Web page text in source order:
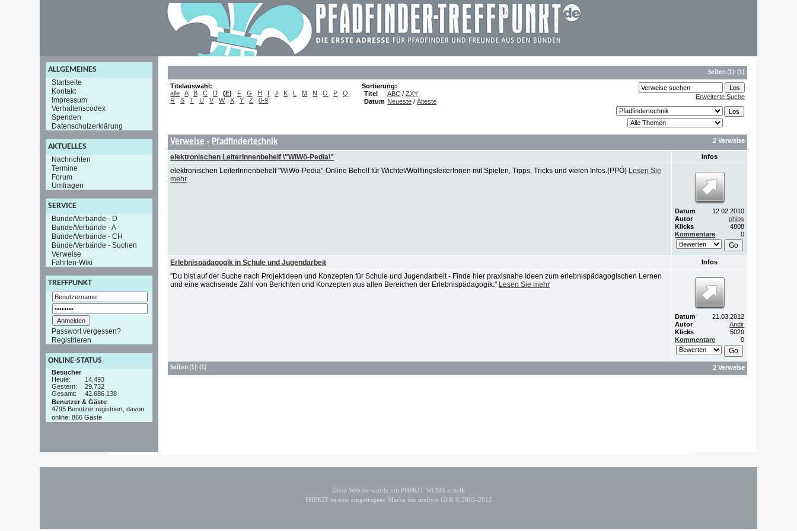
ALLGEMEINES
Startseite
Kontakt
Impressum
Verhaltenscodex
Spenden
Datenschutzerklärung
AKTUELLES
Nachrichten
Termine
Forum
Umfragen
SERVICE
Bünde/Verbände - D
Bünde/Verbände - A
Bünde/Verbände - CH
Bünde/Verbände - Suchen
Verweise
Fahrten-Wiki
TREFFPUNKT
Passwort vergessen?
Registrieren
ONLINE-STATUS
Besucher
Heute:
14.493
Gestern:
29.732
Gesamt:
42.686.138
Benutzer & Gäste
4795 Benutzer registriert, davon
online: 866 Gäste
Seiten(1):(1)
Titelauswahl:
alle
A B C D (E) F G H I J K L M N O P
Q
R
S T U V W X Y Z 0-9
Sortierung:
Titel
ABC /ZXY
Datum Neueste /Älteste
Erweiterte Suche
Verweise » Pfadfindertechnik 2 Verweise
elektronischen LeiterInnenbehelf \"WiWö-Pedia\" Infos
elektronischen LeiterInnenbehelf "WiWö-Pedia"-Online Behelf für Wichtel/WölflingsleiterInnen mit Spielen, Tipps, Tricks und vielen Infos.(PPÖ) Lesen Sie
mehr
Datum
12.02.2010
Autor
phips
Klicks
4808
Kommentare
0
Erlebnispädagogik in Schule und Jugendarbeit Infos
"Du bist auf der Suche nach Projektideen und Konzepten für Schule und Jugendarbeit - Finde hier praxisnahe Ideen zum erlebnispädagogischen Lernen
und eine wachsende Zahl von Berichten und Konzepten aus allen Bereichen der Erlebnispädagogik." Lesen Sie mehr
Datum
21.03.2012
Autor
Andir
Klicks
5020
Kommentare
0
Seiten(1):(1) 2 Verweise
Diese Website wurde mit PHPKIT WCMS erstellt
PHPKIT ist eine eingetragene Marke der mxbyte GbR © 2002-2012